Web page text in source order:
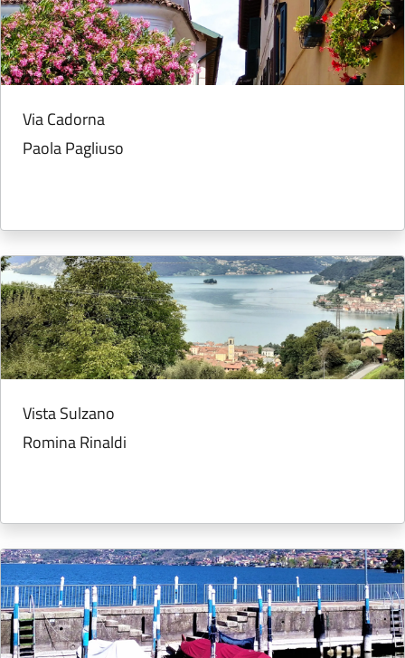
Via Cadorna
Paola Pagliuso
Vista Sulzano
Romina Rinaldi